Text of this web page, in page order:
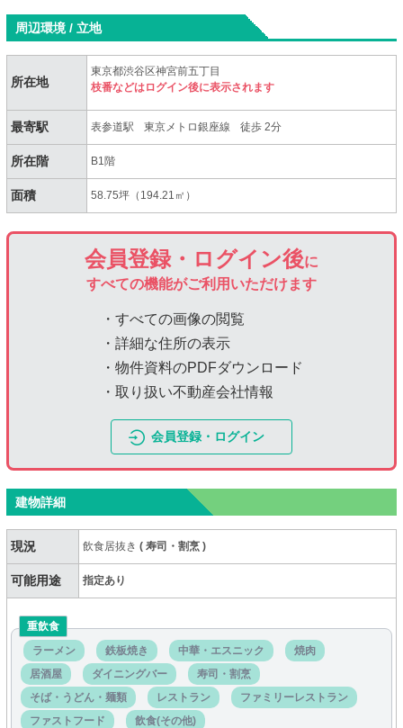
周辺環境 / 立地
所在地
東京都渋谷区神宮前五丁目
枝番などはログイン後に表示されます
最寄駅 表参道駅 東京メトロ銀座線 徒歩 2分
所在階 B1階
面積 58.75坪（194.21㎡）
会員登録・ログイン後に
すべての機能がご利用いただけます
・すべての画像の閲覧
・詳細な住所の表示
・物件資料のPDFダウンロード
・取り扱い不動産会社情報
会員登録・ログイン
建物詳細
現況 飲食居抜き(寿司・割烹)
可能用途 指定あり
重飲食
ラーメン
鉄板焼き 中華・エスニック
焼肉
居酒屋
ダイニングバー
寿司・割烹
そば・うどん・麺類
レストラン
ファミリーレストラン
ファストフード
飲食(その他)